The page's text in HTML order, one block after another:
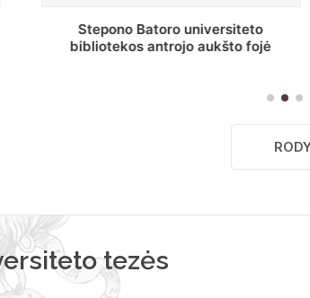
Stepono Batoro universiteto
bibliotekos darbuotojai knygų
tezės